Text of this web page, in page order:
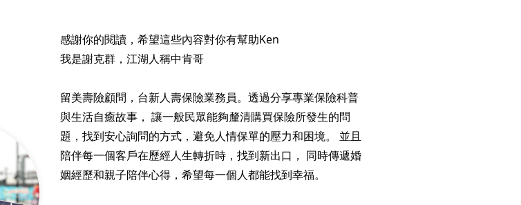
感謝你的閱讀，希望這些內容對你有幫助Ken
我是謝克群，江湖人稱中肯哥
留美壽險顧問，台新人壽保險業務員。透過分享專業保險科普
與生活自癒故事， 讓一般民眾能夠釐清購買保險所發生的問
題，找到安心詢問的方式，避免人情保單的壓力和困境。 並且
陪伴每一個客戶在歷經人生轉折時，找到新出口， 同時傳遞婚
姻經歷和親子陪伴心得，希望每一個人都能找到幸福。